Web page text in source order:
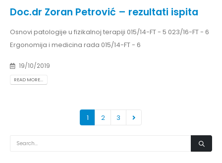
Doc.dr Zoran Petrović – rezultati ispita
Osnovi patologije u fizikalnoj terapiji 015/14-FT - 5 023/16-FT - 6
Ergonomija i medicina rada 015/14-FT - 6
19/10/2019
READ MORE...
1 2 3